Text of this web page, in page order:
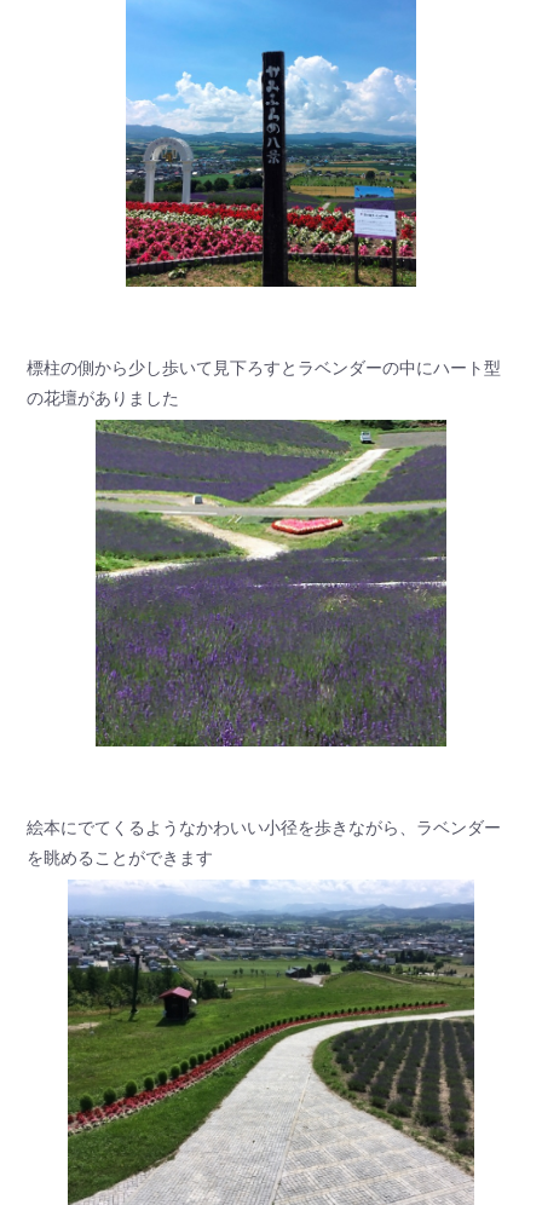
標柱の側から少し歩いて見下ろすとラベンダーの中にハート型
の花壇がありました
絵本にでてくるようなかわいい小径を歩きながら、ラベンダー
を眺めることができます